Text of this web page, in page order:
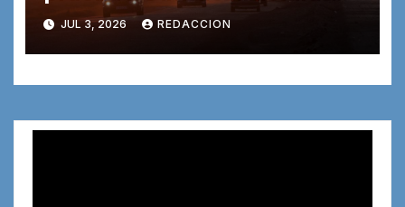
de transporte
JUL 3, 2026 REDACCION